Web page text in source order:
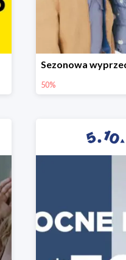
50%